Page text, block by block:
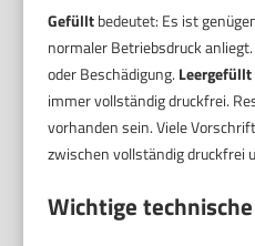
Gefülltbedeutet: Es ist
normaler Betriebsdruck
oder Beschädigung. Leergefüllt
immer vollständig druckfrei.
vorhanden sein. Viele
zwischen vollständig druckfrei
Wichtige